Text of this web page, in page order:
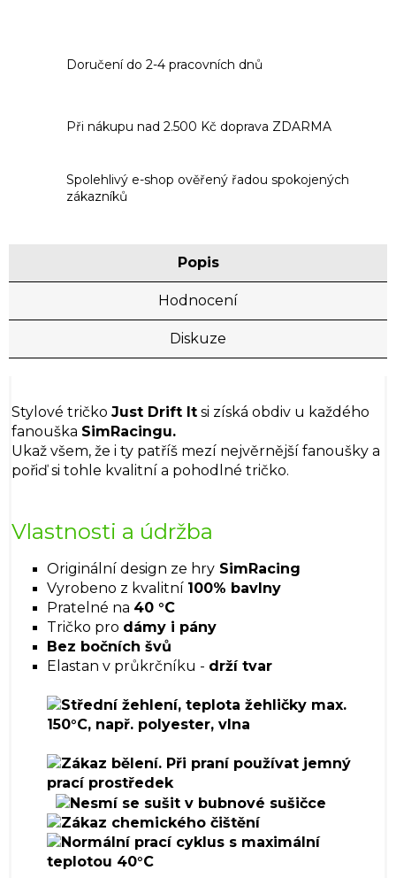
Doručení do 2-4 pracovních dnů
Při nákupu nad 2.500 Kč doprava ZDARMA
Spolehlivý e-shop ověřený řadou spokojených
zákazníků
Popis
Hodnocení
Diskuze
Stylové tričko Just Drift It si získá obdiv u každého
fanouška SimRacingu.
Ukaž všem, že i ty patříš mezí nejvěrnější fanoušky a
pořiď si tohle kvalitní a pohodlné tričko.
Vlastnosti a údržba
Originální design ze hry SimRacing
Vyrobeno z kvalitní 100% bavlny
Pratelné na 40 °C
Tričko pro dámy i pány
Bez bočních švů
Elastan v průkrčníku - drží tvar